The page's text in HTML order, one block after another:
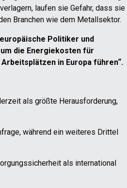
laufen sie Gefahr, dass sie
Branchen wie dem Metallsektor.
Politiker und
die Energiekosten für
in Europa führen“.
als größte Herausforderung,
während ein weiteres Drittel
als international